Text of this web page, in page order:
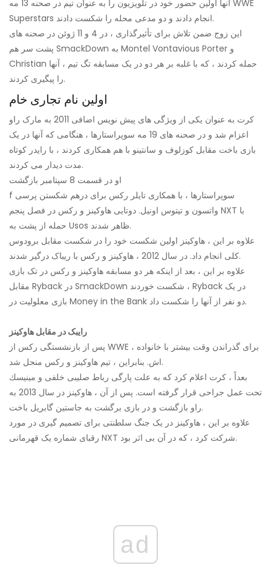
آنها اولین حضور خود در تلویزیون را به عنوان تیم در صحنه 13 مه WWE
Superstars انجام دادند و دو مدعی محله را شکست دادند.
این زوج ضمن تلاش برای تأثیرگذاری ، در 4 و 11 ژوئن در صحنه های
پشت سر هم SmackDown به Montel Vontavious Porter و
Christian حمله کردند ، که با غلبه بر هر دو در یک مسابقه تگ تیم ، آنها
را پیگیری کردند.
اولین نام تجاری خام
کرت به عنوان یکی از ویژگی های پیش نویس اضافی 2011 به مارک راو
اعزام شد و در صحنه های 19 مه سوپراستارها ، هنگامی که آنها در یک
بازی باخت مقابل کوزلوف و سانتینو با هم همکاری کردند ، با رایدر کوتاه
مدت دیدار می کردند.
او در قسمت 8 سپتامبر بازگشت
f سوپراستارها ، با همکاری تایلر رکس برای درهم شکستن پرسی
واتسون و تیتوس اونیل. دوتایی هاوکینز و رکس در فصل پنجم NXT با
حمله از پشت به Usos ظاهر شدند.
علاوه بر این ، هاوکینز اولین شکست خود را در شکست مقابل برودوس
کلی انجام داد. در سال 2012 ، هاوکینز و رکس با ریباک درگیر شدند.
علاوه بر این ، بعد از اینکه هر دو مسابقه هاوکینز و رکس در تک بازی
مقابل Ryback در SmackDown شکست خوردند ، Ryback در یک
بازی معلولیت در Money in the Bank دو نفر از آنها را شکست داد.
رایبک در مقابل هاوکینز
پس از بازنشستگی رکس از WWE ، برای گذراندن وقت بیشتر با خانواده
اش. بنابراین ، تیم هاوکینز و رکس منحل شد.
بعداً ، كرت اعلام كرد كه به علت پارگی رباط صلیبی خلفی و مینیسك
تحت عمل جراحی قرار گرفته است. پس از آن ، هاوکینز در سال 2013 به
راو بازگشت و در بازی برگشت به جاستین گابریل باخت.
علاوه بر این ، هاوکینز در یک جنگ سلطنتی برای تصمیم گیری در مورد
رقبای شماره یک قهرمانی NXT شرکت کرد ، که در آن بی اثر بود.
ad